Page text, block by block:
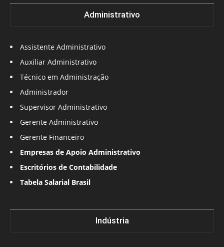
Administrativo
Assistente Administrativo
Auxiliar Administrativo
Técnico em Administração
Administrador
Supervisor Administrativo
Gerente Administrativo
Gerente Financeiro
Empresas de Apoio Administrativo
Escritórios de Contabilidade
Tabela Salarial Brasil
Indústria